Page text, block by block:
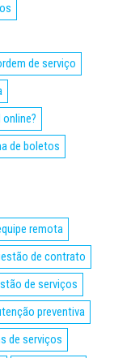
de serviço
de boletos
remota
de contrato
de serviços
preventiva
de serviços